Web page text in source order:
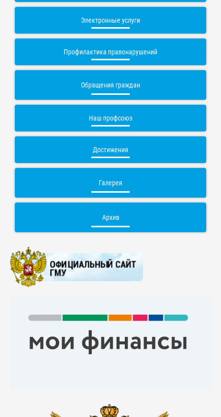
Электронные услуги
Профилактика правонарушений
Обращения граждан
Наш профсоюз
Достижения
Галерея
Архив